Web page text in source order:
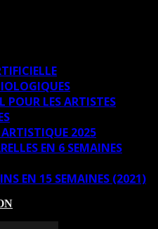
POUR LES ARTISTES
2025
EN 6 SEMAINES
EN 15 SEMAINES (2021)